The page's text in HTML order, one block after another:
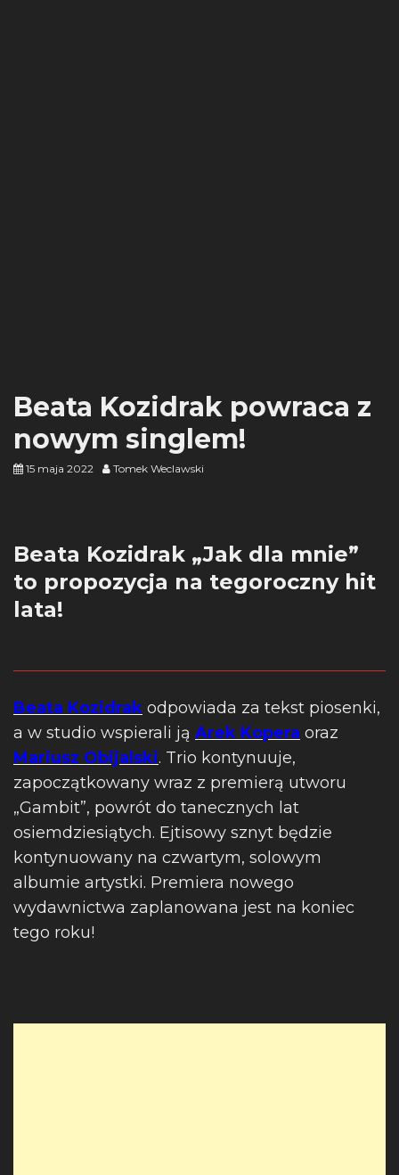
Beata Kozidrak powraca z
nowym singlem!
15 maja 2022 Tomek Weclawski
Beata Kozidrak „Jak dla mnie”
to propozycja na tegoroczny hit
lata!
Beata Kozidrak odpowiada za tekst piosenki,
a w studio wspierali ją Arek Kopera oraz
Mariusz Obijalski. Trio kontynuuje,
zapoczątkowany wraz z premierą utworu
„Gambit”, powrót do tanecznych lat
osiemdziesiątych. Ejtisowy sznyt będzie
kontynuowany na czwartym, solowym
albumie artystki. Premiera nowego
wydawnictwa zaplanowana jest na koniec
tego roku!